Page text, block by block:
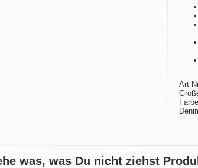
Art-
was, was Du nicht ziehst